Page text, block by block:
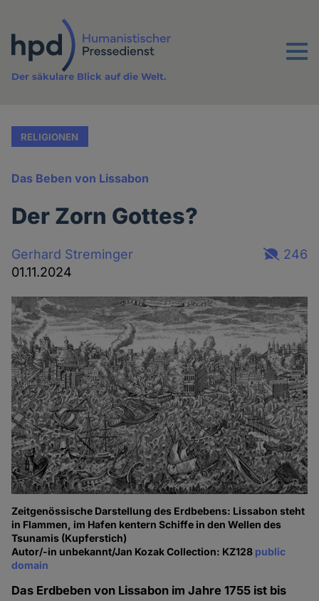
Inhalt
Menu
Der säkulare Blick auf die Welt.
RELIGIONEN
Das Beben von Lissabon
Der Zorn Gottes?
Gerhard Streminger
01.11.2024
246
Zeitgenössische Darstellung des Erdbebens: Lissabon steht
in Flammen, im Hafen kentern Schiffe in den Wellen des
Tsunamis (Kupferstich)
Autor/-in unbekannt/Jan Kozak Collection: KZ128 public
domain
Das Erdbeben von Lissabon im Jahre 1755 ist bis